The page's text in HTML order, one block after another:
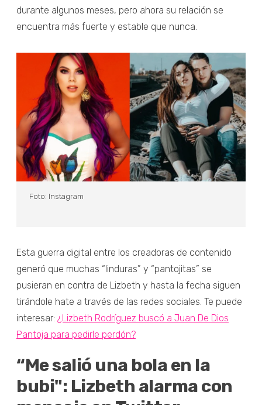
durante algunos meses, pero ahora su relación se
encuentra más fuerte y estable que nunca.
Foto: Instagram
Esta guerra digital entre los creadoras de contenido
generó que muchas “linduras” y “pantojitas” se
pusieran en contra de Lizbeth y hasta la fecha siguen
tirándole hate a través de las redes sociales. Te puede
interesar: ¿Lizbeth Rodríguez buscó a Juan De Dios
Pantoja para pedirle perdón?
“Me salió una bola en la
bubi": Lizbeth alarma con